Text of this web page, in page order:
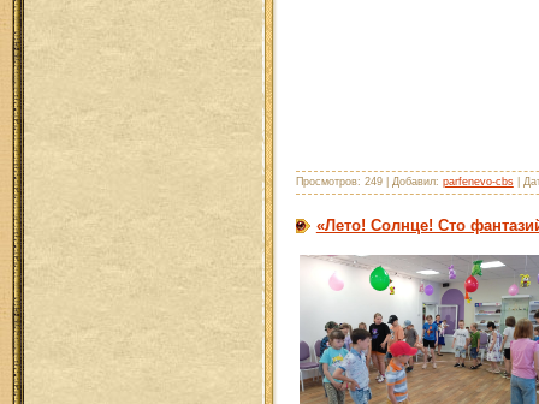
Просмотров: 249 | Добавил: parfenevo-cbs|
«Лето! Солнце! Сто